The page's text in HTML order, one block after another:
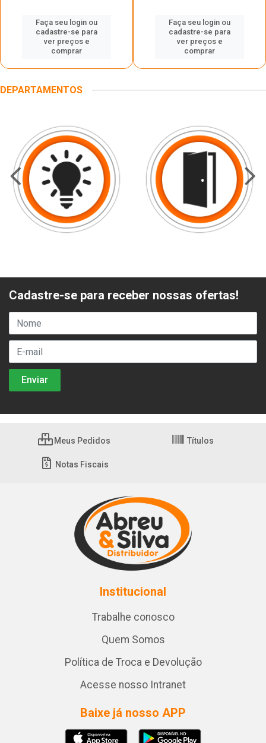
Faça seu login ou
cadastre-se para
ver preços e
comprar
Faça seu login ou
cadastre-se para
ver preços e
comprar
DEPARTAMENTOS
Cadastre-se para receber nossas ofertas!
Meus Pedidos Títulos
Notas Fiscais
Institucional
Trabalhe conosco
Quem Somos
Política de Troca e Devolução
Acesse nosso Intranet
Baixe já nosso APP